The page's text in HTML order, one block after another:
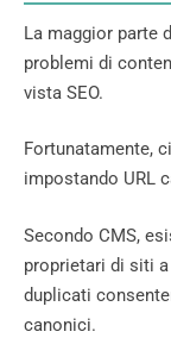
La maggior parte
problemi di
vista SEO.
Fortunatamente,
impostando URL
Secondo CMS,
proprietari di siti
duplicati
canonici.